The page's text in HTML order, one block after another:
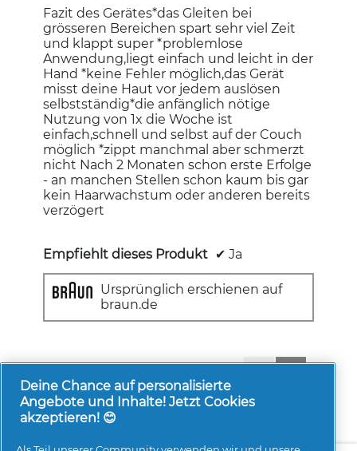
Sternen.
Fazit des Gerätes*das Gleiten bei
grösseren Bereichen spart sehr viel Zeit
und klappt super *problemlose
Anwendung,liegt einfach und leicht in der
Hand *keine Fehler möglich,das Gerät
misst deine Haut vor jedem auslösen
selbstständig*die anfänglich nötige
Nutzung von 1x die Woche ist
einfach,schnell und selbst auf der Couch
möglich *zippt manchmal aber schmerzt
nicht Nach 2 Monaten schon erste Erfolge
- an manchen Stellen schon kaum bis gar
kein Haarwachstum oder anderen bereits
verzögert
Empfiehlt dieses Produkt ✔ Ja
Ursprünglich erschienen auf
braun.de
Deine Chance auf personalisierte
Angebote und Inhalte! Jetzt Cookies
akzeptieren! 😊